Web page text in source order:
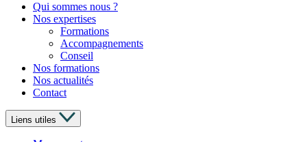
Qui sommes nous ?
Nos expertises
Formations
Accompagnements
Conseil
Nos formations
Nos actualités
Contact
Liens utiles